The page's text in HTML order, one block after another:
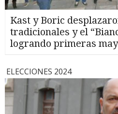
Kast y Boric
tradicionales y el
logrando primeras
ELECCIONES 2024